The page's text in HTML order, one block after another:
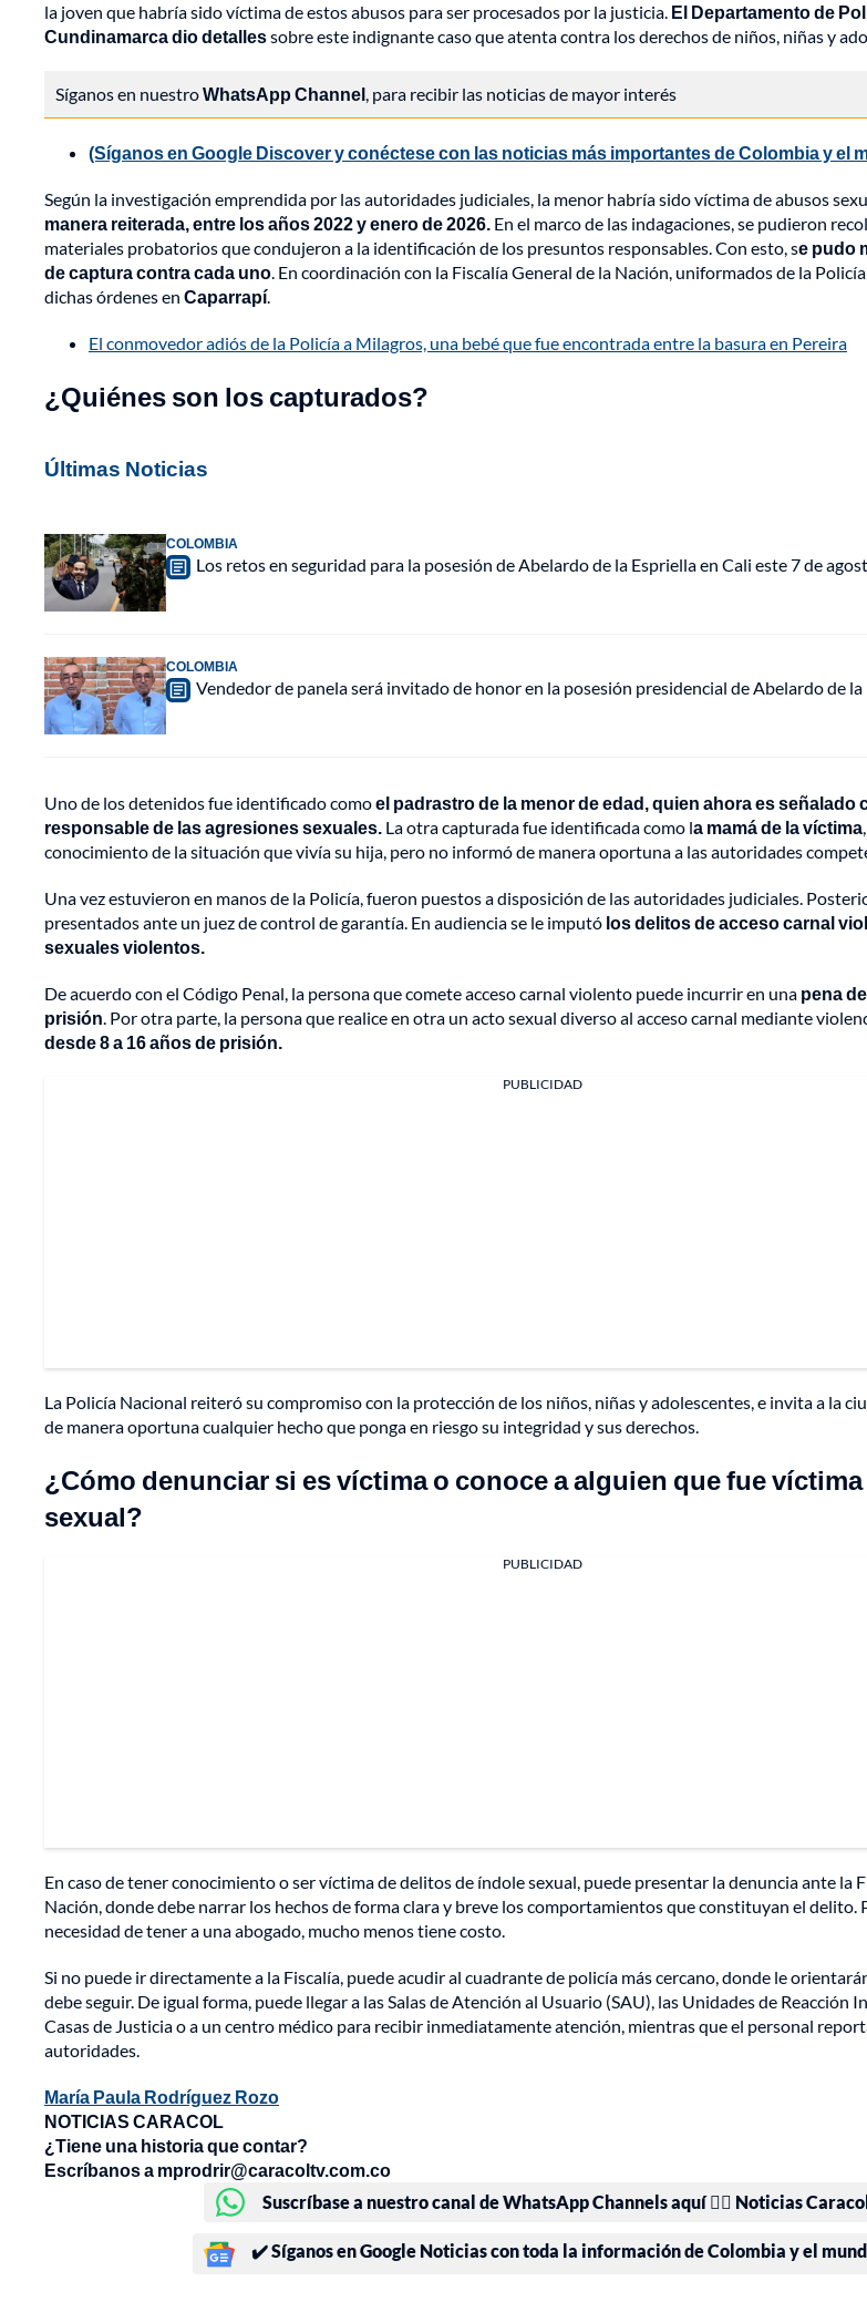
la joven que habría sido víctima de estos abusos para ser procesados por la justicia. El Departamento de
Cundinamarca dio detallessobre este indignante caso que atenta contra los derechos de niños, niñas y
Síganos en nuestroWhatsApp Channel, para recibir las noticias de mayor interés
(Síganos en Google Discover y conéctese con las noticias más importantes de Colombia y el
Según la investigación emprendida por las autoridades judiciales, la menor habría sido víctima de abusos
manera reiterada, entre los años 2022 y enero de 2026. En el marco de las indagaciones, se pudieron
materiales probatorios que condujeron a la identificación de los presuntos responsables. Con esto, se pudo
de captura contra cada uno. En coordinación con la Fiscalía General de la Nación, uniformados de la
dichas órdenes en Caparrapí.
El conmovedor adiós de la Policía a Milagros, una bebé que fue encontrada entre la basura en Pereira
¿Quiénes son los capturados?
Últimas Noticias
COLOMBIA
Los retos en seguridad para la posesión de Abelardo de la Espriella en Cali este 7 de
COLOMBIA
Vendedor de panela será invitado de honor en la posesión presidencial de Abelardo de la
Uno de los detenidos fue identificado comoel padrastro de la menor de edad, quien ahora es señalado
responsable de las agresiones sexuales. La otra capturada fue identificada como la mamá de la víctima
conocimiento de la situación que vivía su hija, pero no informó de manera oportuna a las autoridades
Una vez estuvieron en manos de la Policía, fueron puestos a disposición de las autoridades judiciales.
presentados ante un juez de control de garantía. En audiencia se le imputó los delitos de acceso carnal
sexuales violentos.
De acuerdo con el Código Penal, la persona que comete acceso carnal violento puede incurrir en una pena
prisión. Por otra parte, la persona que realice en otra un acto sexual diverso al acceso carnal mediante
desde 8 a 16 años de prisión.
PUBLICIDAD
La Policía Nacional reiteró su compromiso con la protección de los niños, niñas y adolescentes, e invita a la
de manera oportuna cualquier hecho que ponga en riesgo su integridad y sus derechos.
¿Cómo denunciar si es víctima o conoce a alguien que fue
sexual?
PUBLICIDAD
En caso de tener conocimiento o ser víctima de delitos de índole sexual, puede presentar la denuncia ante la
Nación, donde debe narrar los hechos de forma clara y breve los comportamientos que constituyan el delito.
necesidad de tener a una abogado, mucho menos tiene costo.
Si no puede ir directamente a la Fiscalía, puede acudir al cuadrante de policía más cercano, donde le
debe seguir. De igual forma, puede llegar a las Salas de Atención al Usuario (SAU), las Unidades de Reacción
Casas de Justicia o a un centro médico para recibir inmediatamente atención, mientras que el personal
autoridades.
María Paula Rodríguez Rozo
NOTICIAS CARACOL
¿Tiene una historia que contar?
Escríbanos a mprodrir@caracoltv.com.co
Suscríbase a nuestro canal de WhatsApp Channels aquí 👉🏻 Noticias
✔️ Síganos en Google Noticias con toda la información de Colombia y el